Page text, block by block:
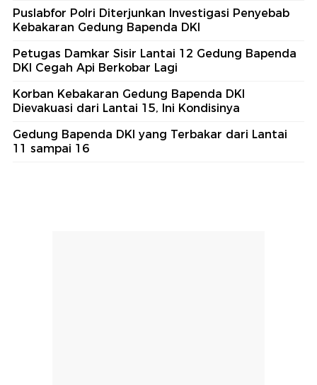
Puslabfor Polri Diterjunkan Investigasi Penyebab
Kebakaran Gedung Bapenda DKI
Petugas Damkar Sisir Lantai 12 Gedung Bapenda
DKI Cegah Api Berkobar Lagi
Korban Kebakaran Gedung Bapenda DKI
Dievakuasi dari Lantai 15, Ini Kondisinya
Gedung Bapenda DKI yang Terbakar dari Lantai
11 sampai 16